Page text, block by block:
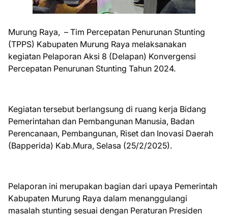
Murung Raya, – Tim Percepatan Penurunan Stunting
(TPPS) Kabupaten Murung Raya melaksanakan
kegiatan Pelaporan Aksi 8 (Delapan) Konvergensi
Percepatan Penurunan Stunting Tahun 2024.
Kegiatan tersebut berlangsung di ruang kerja Bidang
Pemerintahan dan Pembangunan Manusia, Badan
Perencanaan, Pembangunan, Riset dan Inovasi Daerah
(Bapperida) Kab.Mura, Selasa (25/2/2025).
Pelaporan ini merupakan bagian dari upaya Pemerintah
Kabupaten Murung Raya dalam menanggulangi
masalah stunting sesuai dengan Peraturan Presiden